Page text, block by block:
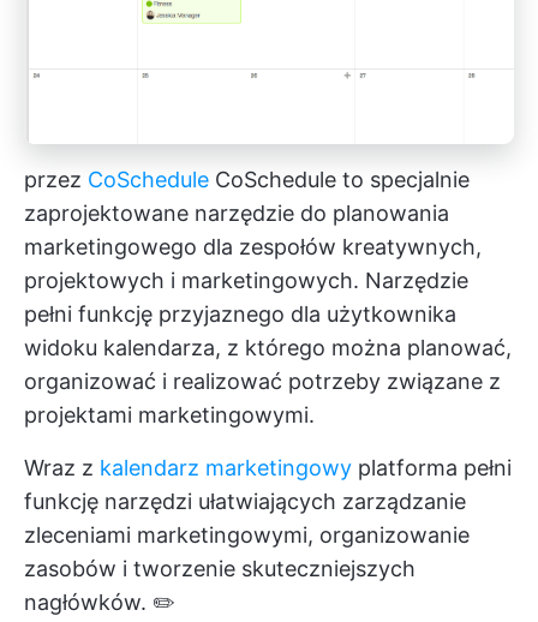
przez CoSchedule CoSchedule to specjalnie
zaprojektowane narzędzie do planowania
marketingowego dla zespołów kreatywnych,
projektowych i marketingowych. Narzędzie
pełni funkcję przyjaznego dla użytkownika
widoku kalendarza, z którego można planować,
organizować i realizować potrzeby związane z
projektami marketingowymi.
Wraz z kalendarz marketingowy platforma pełni
funkcję narzędzi ułatwiających zarządzanie
zleceniami marketingowymi, organizowanie
zasobów i tworzenie skuteczniejszych
nagłówków. ✏️